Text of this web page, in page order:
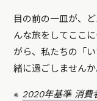
目の前の一皿が、
んな旅をしてここ
がら、私たちの「
緒に過ごしませんか
※ 2020年基準 消費